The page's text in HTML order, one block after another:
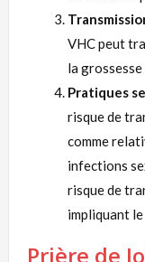
VHC peut
la grossesse
Pratiques
risque de
comme
infections
risque de
impliquant
Prière de